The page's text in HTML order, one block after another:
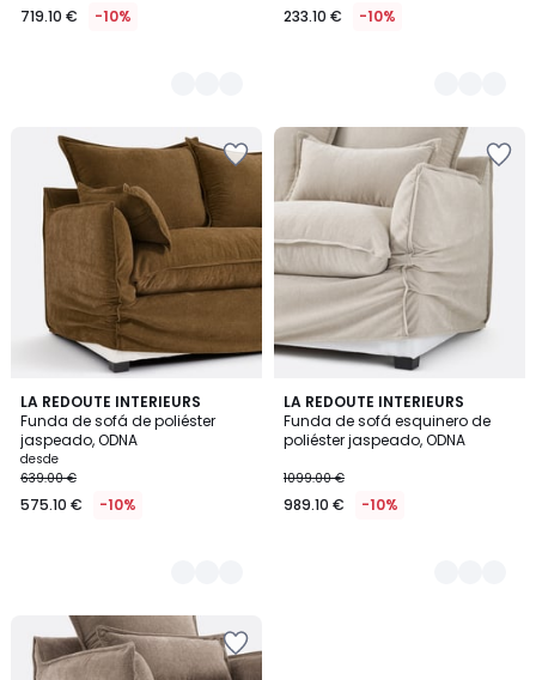
719.10 € -10% 233.10 € -10%
LA REDOUTE INTERIEURS
Funda de sofá de poliéster
jaspeado, ODNA
desde
639.00 €
575.10 € -10%
9
Colores
LA REDOUTE INTERIEURS
Funda de sofá esquinero de
poliéster jaspeado, ODNA
1099.00 €
989.10 € -10%
9
Colores